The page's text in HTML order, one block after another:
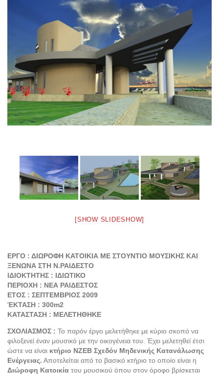
[SHOW SLIDESHOW]
ΕΡΓΟ : ΔΙΩΡΟΦΗ ΚΑΤΟΙΚΙΑ ΜΕ ΣΤΟΥΝΤΙΟ ΜΟΥΣΙΚΗΣ ΚΑΙ
ΞΕΝΩΝΑ ΣΤΗ Ν.ΡΑΙΔΕΣΤΟ
ΙΔΙΟΚΤΗΤΗΣ : ΙΔΙΩΤΙΚΟ
ΠΕΡΙΟΧΗ : ΝΕΑ ΡΑΙΔΕΣΤΟΣ
ΕΤΟΣ : ΣΕΠΤΕΜΒΡΙΟΣ 2009
ΈΚΤΑΣΗ : 300m2
ΚΑΤΑΣΤΑΣΗ : ΜΕΛΕΤΗΘΗΚΕ
ΣΧΟΛΙΑΣΜΟΣ : Το παρόν έργο μελετήθηκε με κύριο σκοπό να
φιλοξενεί έναν μουσικό με την οικογένεια του. Έχει μελετηθεί έτσι
ώστε να είναι κτήριο NZEB Σχεδόν Μηδενικής Κατανάλωσης
Ενέργειας. Αποτελείται από το βασικό κτήριο το οποίο είναι η
Διώροφη Κατοικία του μουσικού όπου στον όροφο βρίσκεται